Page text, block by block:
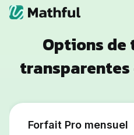
Options
Forfait Pro mensuel